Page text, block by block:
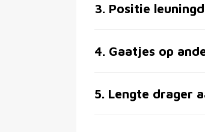
3. Positie
4. Gaatjes op
5. Lengte drager